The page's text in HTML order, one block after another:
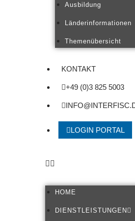
Ausbildung
Länderinformationen
Themenübersicht
KONTAKT
+49 (0)3 825 5003
LOGIN PORTAL
HOME
DIENSTLEISTUNGEN